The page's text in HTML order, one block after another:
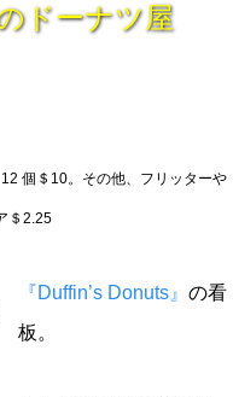
ドーナツ屋
個＄10。その他、フリッターや
＄2.25
『Duffin’s Donuts』 の看
板。